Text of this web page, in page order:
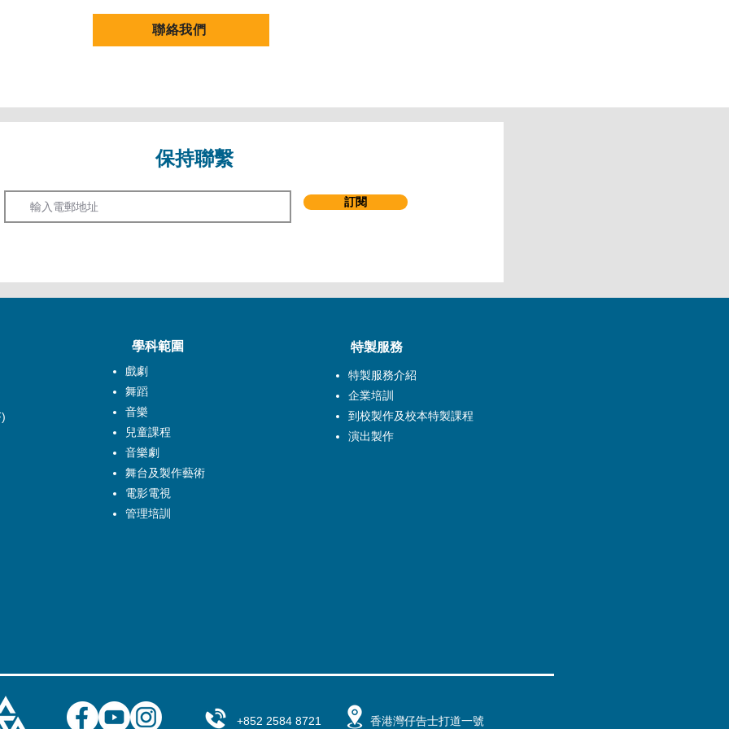
聯絡我們
保持聯繫
訂閱
特製服務
戲劇
舞蹈
音樂
兒童課程
音樂劇
舞台及製作藝術
電影電視
管理培訓
學科範圍
特製服務介紹
企業培訓
到校製作及校本特製課程
演出製作
+852 2584 8721 香港灣仔告士打道一號